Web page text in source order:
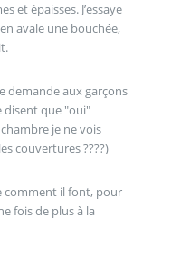
et épaisses. J’essaye
avale une bouchée,
demande aux garçons
disent que "oui"
je ne vois
couvertures ????)
comment il font, pour
fois de plus à la